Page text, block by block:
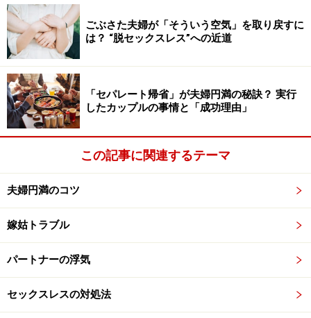
ごぶさた夫婦が「そういう空気」を取り戻すに
は？ “脱セックスレス”への近道
「セパレート帰省」が夫婦円満の秘訣？ 実行
したカップルの事情と「成功理由」
この記事に関連するテーマ
夫婦円満のコツ
嫁姑トラブル
パートナーの浮気
セックスレスの対処法